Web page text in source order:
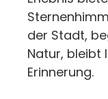
der Stadt,
Natur, bleibt
Erinnerung.